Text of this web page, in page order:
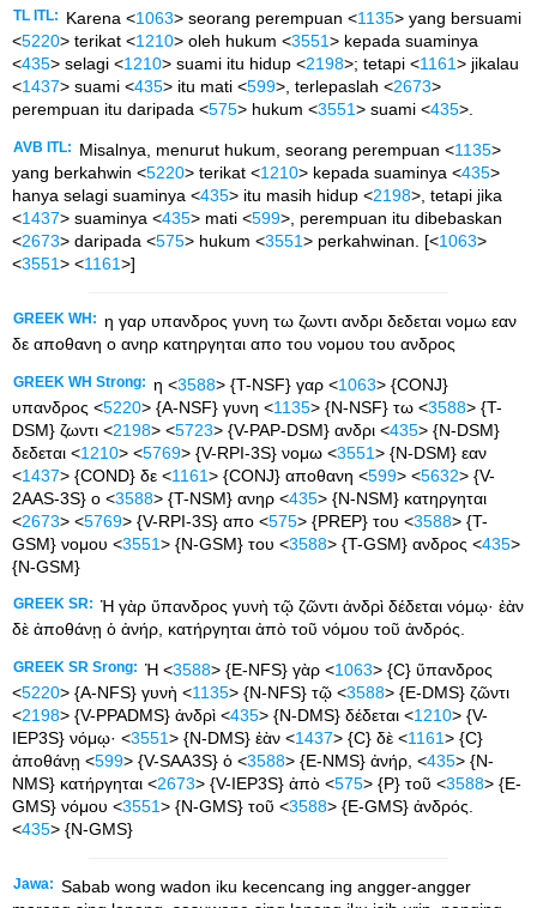
TL ITL: Karena <1063> seorang perempuan <1135> yang bersuami
<5220> terikat <1210> oleh hukum <3551> kepada suaminya
<435> selagi <1210> suami itu hidup <2198>; tetapi <1161> jikalau
<1437> suami <435> itu mati <599>, terlepaslah <2673>
perempuan itu daripada <575> hukum <3551> suami <435>.
AVB ITL: Misalnya, menurut hukum, seorang perempuan <1135>
yang berkahwin <5220> terikat <1210> kepada suaminya <435>
hanya selagi suaminya <435> itu masih hidup <2198>, tetapi jika
<1437> suaminya <435> mati <599>, perempuan itu dibebaskan
<2673> daripada <575> hukum <3551> perkahwinan. [<1063>
<3551> <1161>]
GREEK WH: η γαρ υπανδρος γυνη τω ζωντι ανδρι δεδεται νομω εαν
δε αποθανη ο ανηρ κατηργηται απο του νομου του ανδρος
GREEK WH Strong: η <3588> {T-NSF} γαρ <1063> {CONJ}
υπανδρος <5220> {A-NSF} γυνη <1135> {N-NSF} τω <3588> {T-
DSM} ζωντι <2198> <5723> {V-PAP-DSM} ανδρι <435> {N-DSM}
δεδεται <1210> <5769> {V-RPI-3S} νομω <3551> {N-DSM} εαν
<1437> {COND} δε <1161> {CONJ} αποθανη <599> <5632> {V-
2AAS-3S} ο <3588> {T-NSM} ανηρ <435> {N-NSM} κατηργηται
<2673> <5769> {V-RPI-3S} απο <575> {PREP} του <3588> {T-
GSM} νομου <3551> {N-GSM} του <3588> {T-GSM} ανδρος <435>
{N-GSM}
GREEK SR: Ἡ γὰρ ὕπανδρος γυνὴ τῷ ζῶντι ἀνδρὶ δέδεται νόμῳ· ἐὰν
δὲ ἀποθάνῃ ὁ ἀνήρ, κατήργηται ἀπὸ τοῦ νόμου τοῦ ἀνδρός.
GREEK SR Srong: Ἡ <3588> {E-NFS} γὰρ <1063> {C} ὕπανδρος
<5220> {A-NFS} γυνὴ <1135> {N-NFS} τῷ <3588> {E-DMS} ζῶντι
<2198> {V-PPADMS} ἀνδρὶ <435> {N-DMS} δέδεται <1210> {V-
IEP3S} νόμῳ· <3551> {N-DMS} ἐὰν <1437> {C} δὲ <1161> {C}
ἀποθάνῃ <599> {V-SAA3S} ὁ <3588> {E-NMS} ἀνήρ, <435> {N-
NMS} κατήργηται <2673> {V-IEP3S} ἀπὸ <575> {P} τοῦ <3588> {E-
GMS} νόμου <3551> {N-GMS} τοῦ <3588> {E-GMS} ἀνδρός.
<435> {N-GMS}
Jawa: Sabab wong wadon iku kecencang ing angger-angger